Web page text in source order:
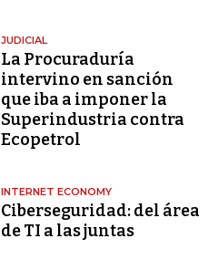
JUDICIAL
La Procuraduría
intervino en sanción
que iba a imponer la
Superindustria contra
Ecopetrol
INTERNET ECONOMY
Ciberseguridad: del área
de TI a las juntas